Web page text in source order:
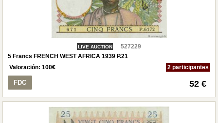
LIVE AUCTION
527229
5 Francs FRENCH WEST AFRICA 1939 P.21
Valoración: 100€ 2 participantes
FDC 52 €